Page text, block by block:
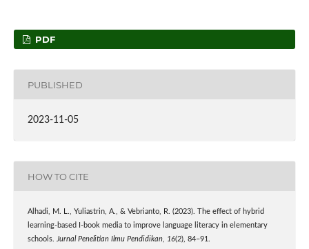
PDF
PUBLISHED
2023-11-05
HOW TO CITE
Alhadi, M. L., Yuliastrin, A., & Vebrianto, R. (2023). The effect of hybrid
learning-based I-book media to improve language literacy in elementary
schools. Jurnal Penelitian Ilmu Pendidikan, 16(2), 84–91.